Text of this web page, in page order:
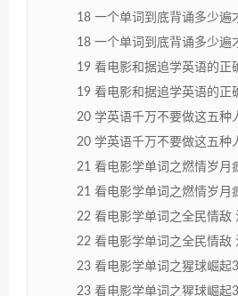
18 一个单词到底背诵多少遍
18 一个单词到底背诵多少遍
19 看电影和据追学英语的正
19 看电影和据追学英语的正
20 学英语千万不要做这五种
20 学英语千万不要做这五种
21 看电影学单词之燃情岁月
21 看电影学单词之燃情岁月
22 看电影学单词之全民情敌
22 看电影学单词之全民情敌
23 看电影学单词之猩球崛起
23 看电影学单词之猩球崛起